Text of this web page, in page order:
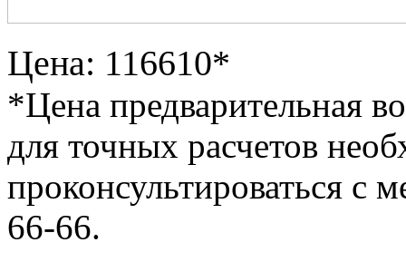
Цена: 116610*
*Цена предварительная
для точных расчетов
проконсультироваться с
66-66.